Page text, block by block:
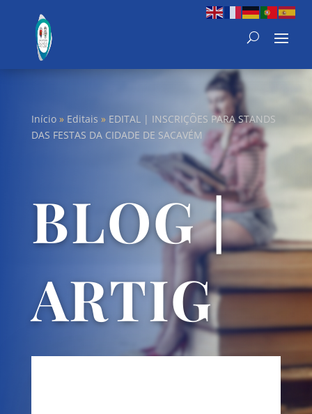
Início» Editais » EDITAL | INSCRIÇÕES PARA STANDS
DAS FESTAS DA CIDADE DE SACAVÉM
BLOG |
ARTIG
OS